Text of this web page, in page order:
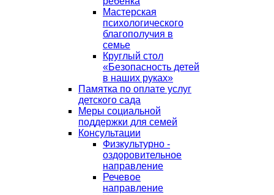
Мастерская
психологического
благополучия в
семье
Круглый стол
«Безопасность детей
в наших руках»
Памятка по оплате услуг
детского сада
Меры социальной
поддержки для семей
Консультации
Физкультурно -
оздоровительное
направление
Речевое
направление